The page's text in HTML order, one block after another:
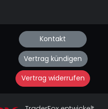
Kontakt
Vertrag kündigen
Vertrag widerrufen